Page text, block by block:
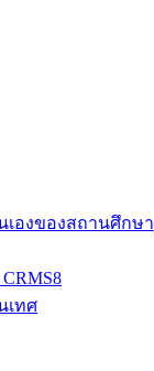
เองของสถานศึกษา
เทศ